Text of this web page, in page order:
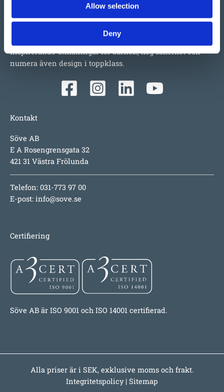
Allow selection
Deny
stora och lilla företag i Ulefoss, Norge. Ett familjeföretag
som i snart 50 år tillverkat och sålt lekplatsutrustning,
parkmöbler m.m. i Norden. Tillväxten beror faktiskt mest
på produkterna i sig; underhållsfritt, lång garanti,
inspirerande utmaningar för barnen, hög säkerhet och
numera även design i toppklass.
Kontakt
Söve AB
E A Rosengrensgata 32
421 31 Västra Frölunda
Telefon: 031-773 97 00
E-post: info@sove.se
Certifiering
Söve AB är ISO 9001 och ISO 14001 certifierad.
Alla priser är i SEK, exklusive moms och frakt.
Integritetspolicy| Sitemap